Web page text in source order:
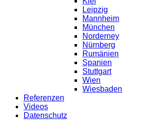
Leipzig
Mannheim
München
Norderney
Nürnberg
Rumänien
Spanien
Stuttgart
Wien
Wiesbaden
Referenzen
Videos
Datenschutz